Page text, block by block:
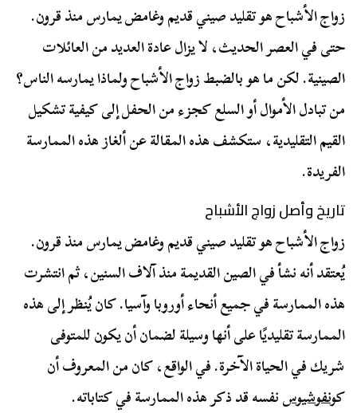
زواج الأشباح هو تقليد صيني قديم وغامض يمارس منذ قرون.
حتى في العصر الحديث، لا يزال عادة العديد من العائلات
الصينية. لكن ما هو بالضبط زواج الأشباح ولماذا يمارسه الناس؟
من تبادل الأموال أو السلع كجزء من الحفل إلى كيفية تشكيل
القيم التقليدية، ستكشف هذه المقالة عن ألغاز هذه الممارسة
الفريدة.
تاريخ وأصل زواج الأشباح
زواج الأشباح هو تقليد صيني قديم وغامض يمارس منذ قرون.
يُعتقد أنه نشأ في الصين القديمة منذ آلاف السنين، ثم انتشرت
هذه الممارسة في جميع أنحاء أوروبا وآسيا. كان يُنظر إلى هذه
الممارسة تقليديًا على أنها وسيلة لضمان أن يكون للمتوفى
شريك في الحياة الآخرة. في الواقع، كان من المعروف أن
كونفوشيوسنفسه قد ذكر هذه الممارسة في كتاباته.